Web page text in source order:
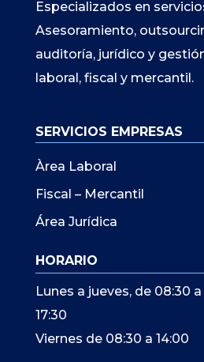
Especializados en
Asesoramiento,
auditoría, jurídico y
laboral, fiscal y mercantil.
SERVICIOS EMPRESAS
Àrea Laboral
Fiscal – Mercantil
Área Jurídica
HORARIO
Lunes a jueves, de 08:30 a
17:30
Viernes de 08:30 a 14:00